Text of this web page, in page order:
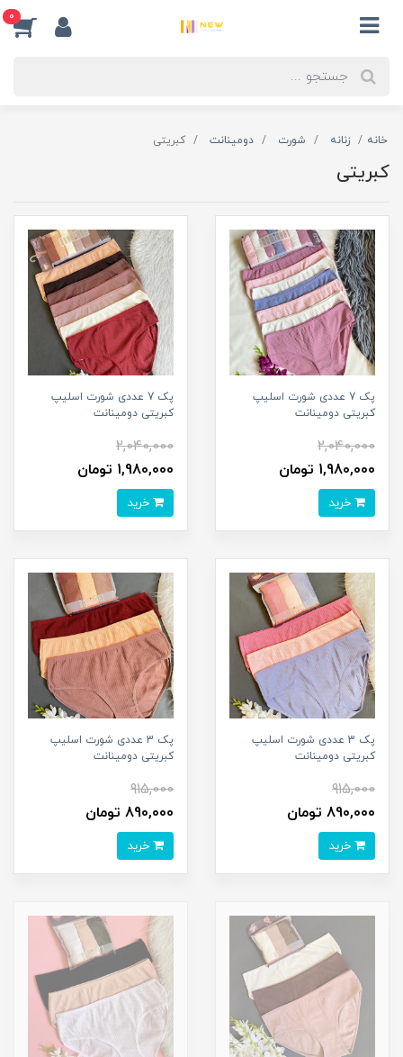
0
خانه زنانه شورت دومینانت کبریتی
کبریتی
پک 7 عددی شورت اسلیپ
کبریتی دومینانت
2,040,000
1,980,000 تومان
پک 7 عددی شورت اسلیپ
کبریتی دومینانت
2,040,000
1,980,000 تومان
پک 3 عددی شورت اسلیپ
کبریتی دومینانت
915,000
890,000 تومان
پک 3 عددی شورت اسلیپ
کبریتی دومینانت
915,000
890,000 تومان